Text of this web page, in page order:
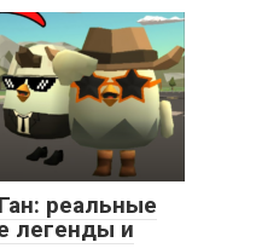
реальные
легенды и